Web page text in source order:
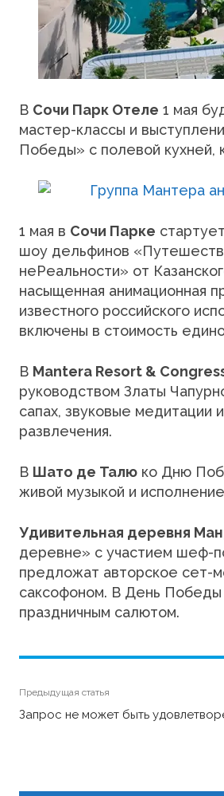
В Сочи Парк Отеле 1 мая
мастер-классы и
Победы» с полевой кухней,
1 мая в Сочи Парке
шоу дельфинов
неРеальности» от
насыщенная анимационная
известного российского
включены в стоимость
В Mantera Resort &
руководством Златы
сапах, звуковые медитации
развлечения.
В Шато де Талю ко Дню
живой музыкой и
Удивительная деревня
деревне» с участием шеф-
предложат авторское сет-
саксофоном. В День Победы
праздничным салютом.
Предыдущая статья
Запрос не может быть